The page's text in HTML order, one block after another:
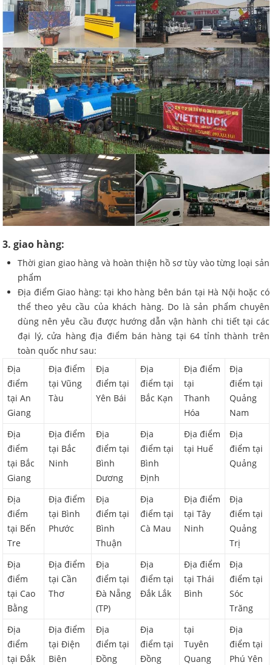
3. giao hàng:
Thời gian giao hàng và hoàn thiện hồ sơ tùy vào từng loại sản
phẩm
Địa điểm Giao hàng: tại kho hàng bên bán tại Hà Nội hoặc có
thể theo yêu cầu của khách hàng. Do là sản phẩm chuyên
dùng nên yêu cầu được hướng dẫn vận hành chi tiết tại các
đại lý, cửa hàng địa điểm bán hàng tại 64 tỉnh thành trên
toàn quốc như sau:
Địa
điểm
tại An
Giang
Địa điểm
tại Vũng
Tàu
Địa
điểm tại
Yên Bái
Địa
điểm tại
Bắc Kạn
Địa điểm
tại
Thanh
Hóa
Địa
điểm tại
Quảng
Nam
Địa
điểm
tại Bắc
Giang
Địa điểm
tại Bắc
Ninh
Địa
điểm tại
Bình
Dương
Địa
điểm tại
Bình
Định
Địa điểm
tại Huế
Địa
điểm tại
Quảng
Địa
điểm
tại Bến
Tre
Địa điểm
tại Bình
Phước
Địa
điểm tại
Bình
Thuận
Địa
điểm tại
Cà Mau
Địa điểm
tại Tây
Ninh
Địa
điểm tại
Quảng
Trị
Địa
điểm
tại Cao
Bằng
Địa điểm
tại Cần
Thơ
Địa
điểm tại
Đà Nẵng
(TP)
Địa
điểm tại
Đắk Lắk
Địa điểm
tại Thái
Bình
Địa
điểm tại
Sóc
Trăng
Địa
điểm
tại Đắk
Địa điểm
tại Điện
Biên
Địa
điểm tại
Đồng
Địa
điểm tại
Đồng
tại
Tuyên
Quang
Địa
điểm tại
Phú Yên